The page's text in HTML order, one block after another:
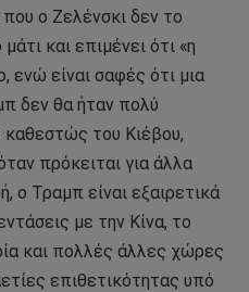
ο Ζελένσκι δεν το
και επιμένει ότι «η
ενώ είναι σαφές ότι μια
δεν θα ήταν πολύ
καθεστώς του Κιέβου,
πρόκειται για άλλα
ο Τραμπ είναι εξαιρετικά
με την Κίνα, το
και πολλές άλλες χώρες
επιθετικότητας υπό